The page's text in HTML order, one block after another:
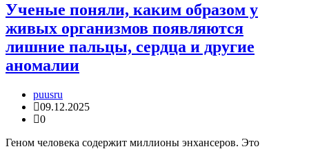
Ученые поняли, каким образом у
живых организмов появляются
лишние пальцы, сердца и другие
аномалии
puusru
09.12.2025
0
Геном человека содержит миллионы энхансеров. Это